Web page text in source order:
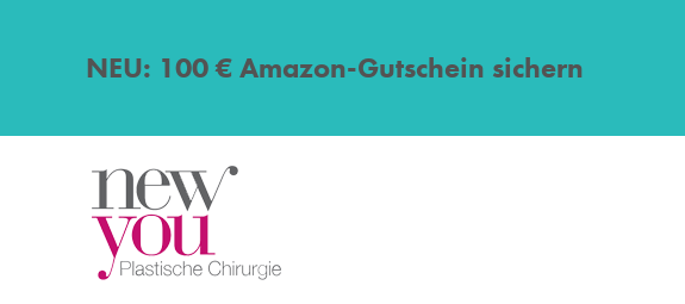
NEU: 100 € Amazon-Gutschein sichern